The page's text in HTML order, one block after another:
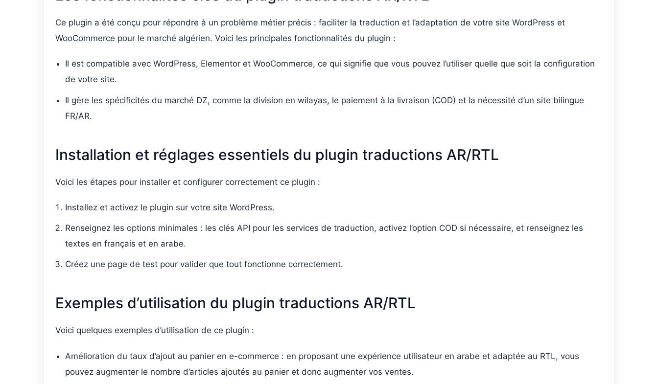
Ce plugin a été conçu pour répondre à un problème métier précis : faciliter la traduction et l’adaptation de votre site WordPress et
WooCommerce pour le marché algérien. Voici les principales fonctionnalités du plugin :
Il est compatible avec WordPress, Elementor et WooCommerce, ce qui signifie que vous pouvez l’utiliser quelle que soit la configuration
de votre site.
Il gère les spécificités du marché DZ, comme la division en wilayas, le paiement à la livraison (COD) et la nécessité d’un site bilingue
FR/AR.
Installation et réglages essentiels du plugin traductions AR/RTL
Voici les étapes pour installer et configurer correctement ce plugin :
Installez et activez le plugin sur votre site WordPress.
Renseignez les options minimales : les clés API pour les services de traduction, activez l’option COD si nécessaire, et renseignez les
textes en français et en arabe.
Créez une page de test pour valider que tout fonctionne correctement.
Exemples d’utilisation du plugin traductions AR/RTL
Voici quelques exemples d’utilisation de ce plugin :
Amélioration du taux d’ajout au panier en e-commerce : en proposant une expérience utilisateur en arabe et adaptée au RTL, vous
pouvez augmenter le nombre d’articles ajoutés au panier et donc augmenter vos ventes.